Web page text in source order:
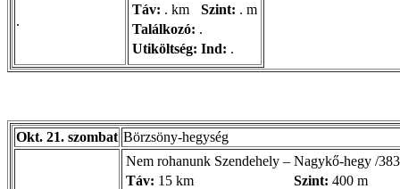
.
Táv: . km Szint: . m
Találkozó: .
Utiköltség: Ind: .
Okt. 21. szombat Börzsöny-hegység
Nem rohanunk Szendehely – Nagykő-hegy /
Táv: 15 km Szint: 400 m